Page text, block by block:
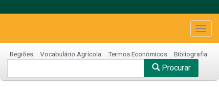
Regiões Vocabulário Agrícola Termos Económicos Bibliografia
Procurar